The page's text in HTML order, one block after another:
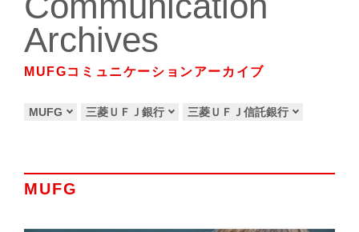
Archives
MUFGコミュニケーションアーカイブ
MUFG 三菱ＵＦＪ銀行 三菱ＵＦＪ信託銀行
MUFG